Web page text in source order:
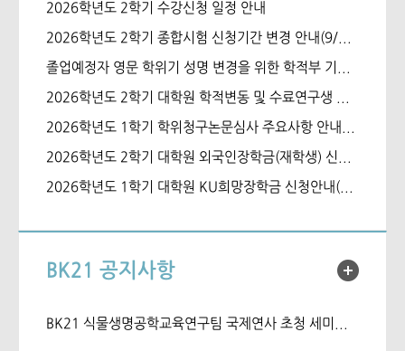
2026학년도 2학기 수강신청 일정 안내
2026학년도 2학기 종합시험 신청기간 변경 안내(9/2(수)~ 9/4(금)까지)
졸업예정자 영문 학위기 성명 변경을 위한 학적부 기재사항 정정원 제출 안내
2026학년도 2학기 대학원 학적변동 및 수료연구생 등록 안내
2026학년도 1학기 학위청구논문심사 주요사항 안내(~7/20 16:00까지)
2026학년도 2학기 대학원 외국인장학금(재학생) 신청 안내
2026학년도 1학기 대학원 KU희망장학금 신청안내(~7/1)
BK21 공지사항
BK21 식물생명공학교육연구팀 국제연사 초청 세미나(26.07.30)